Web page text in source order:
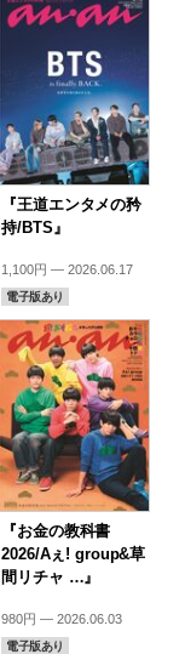
『王道エンタメの矜
持/BTS』
1,100円 — 2026.06.17
電子版あり
『お金の教科書
2026/Aぇ! group&草
間リチャ …』
980円 — 2026.06.03
電子版あり